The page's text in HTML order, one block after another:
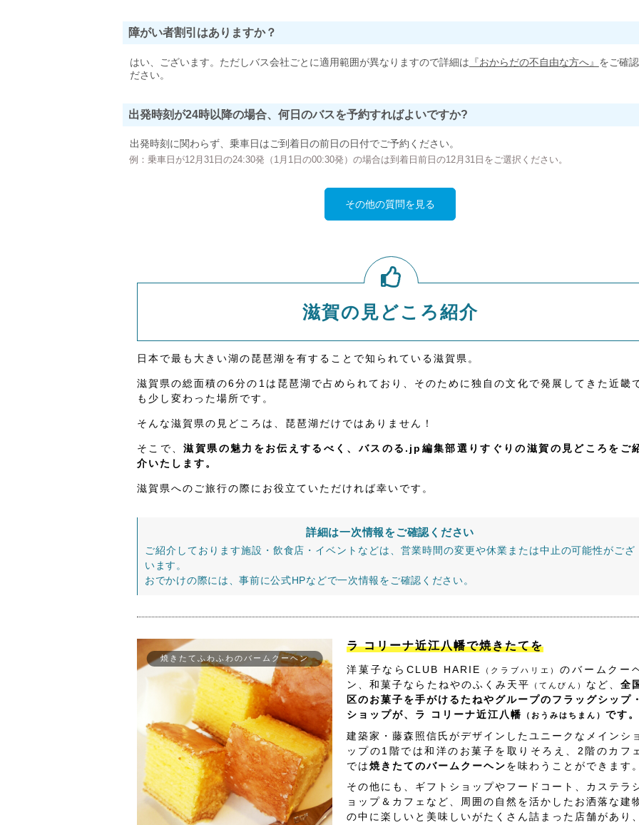
障がい者割引はありますか？
はい、ございます。ただしバス会社ごとに適用範囲が異なりますので詳細は 『おからだの不自由な方へ』 をご確
ださい。
出発時刻が24時以降の場合、何日のバスを予約すればよいですか?
出発時刻に関わらず、乗車日はご到着日の前日の日付でご予約ください。
例：乗車日が12月31日の24:30発（1月1日の00:30発）の場合は到着日前日の12月31日をご選択ください。
その他の質問を見る
滋賀の見どころ紹介
日本で最も大きい湖の琵琶湖を有することで知られている滋賀県。
滋賀県の総面積の6分の1は琵琶湖で占められており、そのために独自の文化で発展してきた近畿
も少し変わった場所です。
そんな滋賀県の見どころは、琵琶湖だけではありません！
そこで、滋賀県の魅力をお伝えするべく、バスのる.jp編集部選りすぐりの滋賀の見どころをご
介いたします。
滋賀県へのご旅行の際にお役立ていただければ幸いです。
詳細は一次情報をご確認ください
ご紹介しております施設・飲食店・イベントなどは、営業時間の変更や休業または中止の可能性がござ
います。
おでかけの際には、事前に公式HPなどで一次情報をご確認ください。
焼きたてふわふわのバームクーヘン
ラ コリーナ近江八幡で焼きたてを
洋菓子ならCLUB HARIE （クラブハリエ）のバームクー
ン、和菓子ならたねやのふくみ天平
（てんびん） など、 全
区のお菓子を手がけるたねやグループのフラッグシップ
ショップが、ラ コリーナ近江八幡
（おうみはちまん） です。
建築家・藤森照信氏がデザインしたユニークなメインシ
ップの1階では和洋のお菓子を取りそろえ、2階のカフ
では焼きたてのバームクーヘンを味わうことができます
その他にも、ギフトショップやフードコート、カステラ
ョップ＆カフェなど、周囲の自然を活かしたお洒落な建
の中に楽しいと美味しいがたくさん詰まった店舗があり